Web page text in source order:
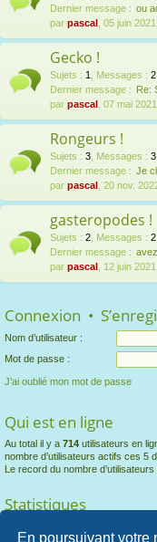
En poursuivant votre
Dernier message : ou
par pascal , 05 juin
Gecko !
Sujets : 1 Messages : 2
Dernier message : Re:
par pascal , 07 mai
Rongeurs !
Sujets : 3 Messages : 3
Dernier message : Je
par pascal , 20 nov.
gasteropodes !
Sujets : 2 Messages : 2
Dernier message :
par pascal , 12 juin
Connexion •
Nom d’utilisateur :
Mot de passe :
J’ai oublié mon mot de passe
Qui est en ligne
Au total il y a 714 utilisateurs en
nombre d’utilisateurs actifs ces 5
Le record du nombre
Statistiques
Thomas1800 .